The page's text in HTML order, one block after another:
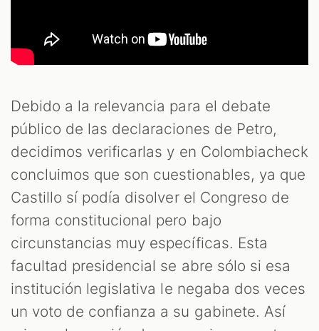
Debido a la relevancia para el debate
público de las declaraciones de Petro,
decidimos verificarlas y en Colombiacheck
concluimos que son cuestionables, ya que
Castillo sí podía disolver el Congreso de
forma constitucional pero bajo
circunstancias muy específicas. Esta
facultad presidencial se abre sólo si esa
institución legislativa le negaba dos veces
un voto de confianza a su gabinete. Así